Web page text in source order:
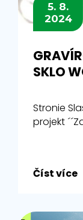
5. 8.
2024
SKLO
Stronie
projekt
Číst více